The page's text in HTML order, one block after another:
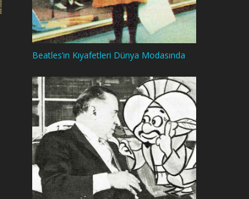
Beatles’ın Kıyafetleri Dünya Modasında